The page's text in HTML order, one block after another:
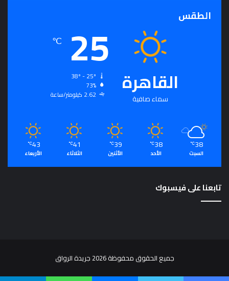
الطقس
القاهرة
سماء صافية
25
℃
73%
2.62 كيلومتر/ساعة
38
℃
السبت
38
℃
الأحد
39
℃
الأثنين
41
℃
الثلاثاء
43
℃
الأربعاء
تابعنا على فيسبوك
جميع الحقوق محفوظة 2026 جريدة الرواق